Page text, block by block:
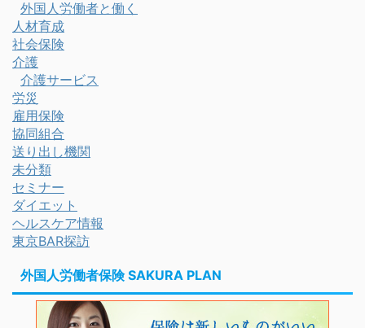
外国人労働者と働く
人材育成
社会保険
介護
介護サービス
労災
雇用保険
協同組合
送り出し機関
未分類
セミナー
ダイエット
ヘルスケア情報
東京BAR探訪
外国人労働者保険 SAKURA PLAN